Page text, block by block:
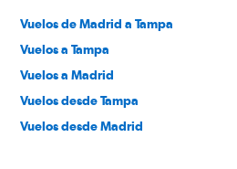
Vuelos de Madrid a Tampa
Vuelos a Tampa
Vuelos a Madrid
Vuelos desde Tampa
Vuelos desde Madrid